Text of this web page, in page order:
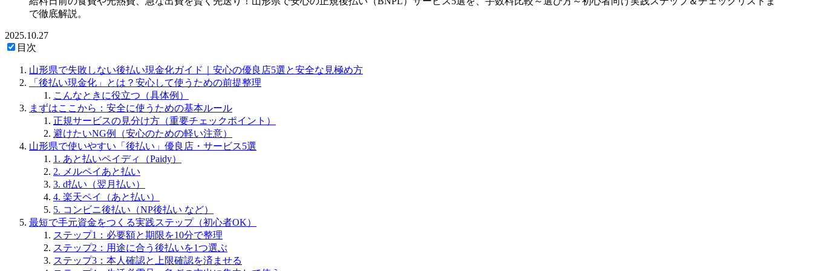
で徹底解説。
2025.10.27
目次
山形県で失敗しない後払い現金化ガイド｜安心の優良店5選と安全な見極め方
「後払い現金化」とは？安心して使うための前提整理
こんなときに役立つ（具体例）
まずはここから：安全に使うための基本ルール
正規サービスの見分け方（重要チェックポイント）
避けたいNG例（安心のための軽い注意）
山形県で使いやすい「後払い」優良店・サービス5選
1. あと払いペイディ（Paidy）
2. メルペイあと払い
3. d払い（翌月払い）
4. 楽天ペイ（あと払い）
5. コンビニ後払い（NP後払い など）
最短で手元資金をつくる実践ステップ（初心者OK）
ステップ1：必要額と期限を10分で整理
ステップ2：用途に合う後払いを1つ選ぶ
ステップ3：本人確認と上限確認を済ませる